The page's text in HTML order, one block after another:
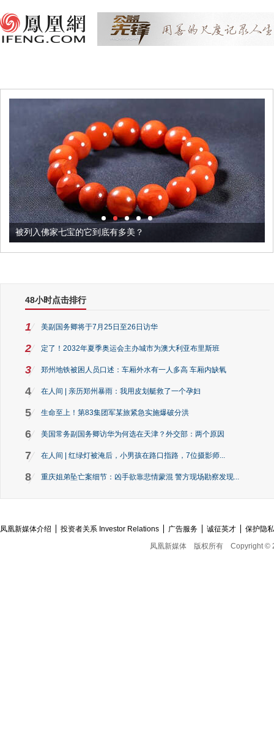
被列入佛家七宝的它到底有多美？
48小时点击排行
1 美副国务卿将于7月25日至26日访华
2 定了！2032年夏季奥运会主办城市为澳大利亚布里斯班
3 郑州地铁被困人员口述：车厢外水有一人多高 车厢内缺氧
4 在人间 | 亲历郑州暴雨：我用皮划艇救了一个孕妇
5 生命至上！第83集团军某旅紧急实施爆破分洪
6 美国常务副国务卿访华为何选在天津？外交部：两个原因
7 在人间 | 红绿灯被淹后，小男孩在路口指路，7位摄影师...
8 重庆姐弟坠亡案细节：凶手欲靠悲情蒙混 警方现场勘察发现...
凤凰新媒体介绍 投资者关系 Investor Relations 广告服务 诚征英才
保护隐
凤凰新媒体
版权所有 Copyright ©